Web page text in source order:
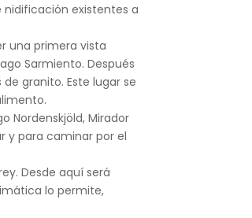
nidificación existentes a
una primera vista
Sarmiento. Después
granito. Este lugar se
Nordenskjöld, Mirador
y para caminar por el
Desde aquí será
lo permite,